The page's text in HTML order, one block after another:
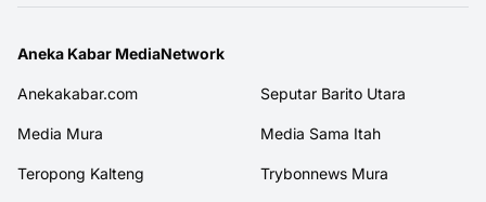
Aneka Kabar MediaNetwork
Anekakabar.com Seputar Barito Utara
Media Mura Media Sama Itah
Teropong Kalteng Trybonnews Mura